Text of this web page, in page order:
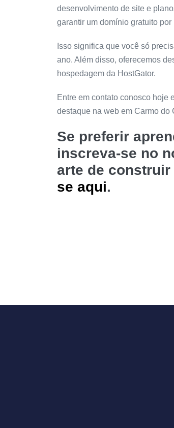
desenvolvimento de site e
garantir um domínio gratuito por
Isso significa que você só
ano. Além disso, oferecemos
hospedagem da HostGator.
Entre em contato conosco hoje
destaque na web em Carmo do
Se preferir
inscreva-se no
arte de
se aqui.